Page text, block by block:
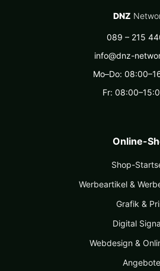
DNZ
089 – 215
info@dnz-
Mo–Do:
Fr:
Online-
Shop-
Werbeartikel &
Grafik &
Digital
Webdesign &
Angebote